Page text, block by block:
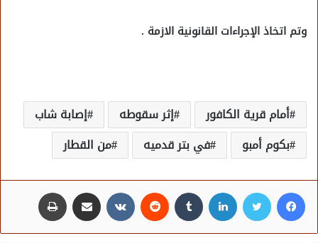
وتم اتخاذ الإجراءات القانونية الازمة .
أمام قرية الكافور إثر سقوطه
إصابة شاب
بكوم أمبو
في بتر قدميه من القطار
فيسبوك تويتر لينكدإن مشاركة عبر البريد